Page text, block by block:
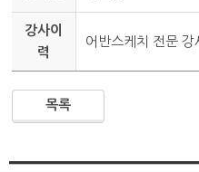
강사이
력
어반스케치 전문 강
목록